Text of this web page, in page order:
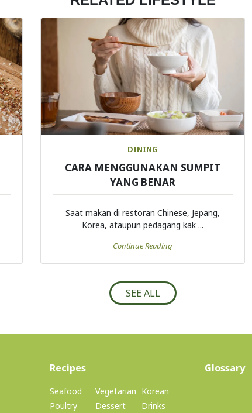
DINING
CARA MENGGUNAKAN SUMPIT
YANG BENAR
Saat makan di restoran Chinese, Jepang,
Korea, ataupun pedagang kak ...
Continue Reading
SEE ALL
Recipes(current)
Seafood
Poultry
Vegetarian
Dessert
Korean
Drinks
Glossary